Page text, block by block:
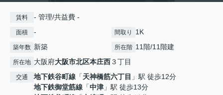
賃料 - 管理/共益費 -
面積 - 間取り 1K
築年数 新築 所在階 11階/11階建
所在地 大阪府大阪市北区本庄西３丁目
交通 地下鉄谷町線 「天神橋筋六丁目 」駅 徒歩12分
地下鉄御堂筋線 「中津 」駅 徒歩13分